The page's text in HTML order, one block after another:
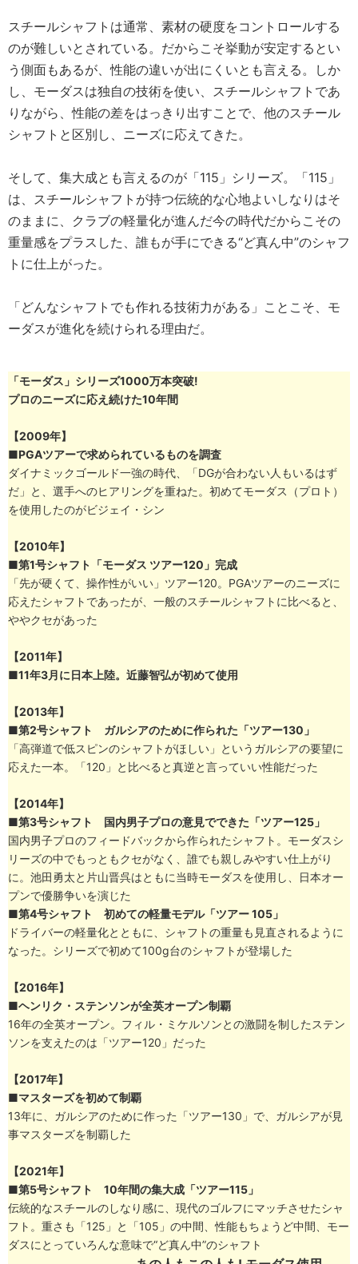
スチールシャフトは通常、素材の硬度をコントロールする
のが難しいとされている。だからこそ挙動が安定するとい
う側面もあるが、性能の違いが出にくいとも言える。しか
し、モーダスは独自の技術を使い、スチールシャフトであ
りながら、性能の差をはっきり出すことで、他のスチール
シャフトと区別し、ニーズに応えてきた。
そして、集大成とも言えるのが「115」シリーズ。「115」
は、スチールシャフトが持つ伝統的な心地よいしなりはそ
のままに、クラブの軽量化が進んだ今の時代だからこその
重量感をプラスした、誰もが手にできる“ど真ん中”のシャフ
トに仕上がった。
「どんなシャフトでも作れる技術力がある」ことこそ、モ
ーダスが進化を続けられる理由だ。
「モーダス」シリーズ1000万本突破!
プロのニーズに応え続けた10年間
【2009年】
■PGAツアーで求められているものを調査
ダイナミックゴールド一強の時代、「DGが合わない人もいるはず
だ」と、選手へのヒアリングを重ねた。初めてモーダス（プロト）
を使用したのがビジェイ・シン
【2010年】
■第1号シャフト「モーダス ツアー120」完成
「先が硬くて、操作性がいい」ツアー120。PGAツアーのニーズに
応えたシャフトであったが、一般のスチールシャフトに比べると、
ややクセがあった
【2011年】
■11年3月に日本上陸。近藤智弘が初めて使用
【2013年】
■第2号シャフト ガルシアのために作られた「ツアー130」
「高弾道で低スピンのシャフトがほしい」というガルシアの要望に
応えた一本。「120」と比べると真逆と言っていい性能だった
【2014年】
■第3号シャフト 国内男子プロの意見でできた「ツアー125」
国内男子プロのフィードバックから作られたシャフト。モーダスシ
リーズの中でもっともクセがなく、誰でも親しみやすい仕上がり
に。池田勇太と片山晋呉はともに当時モーダスを使用し、日本オー
プンで優勝争いを演じた
■第4号シャフト 初めての軽量モデル「ツアー 105」
ドライバーの軽量化とともに、シャフトの重量も見直されるように
なった。シリーズで初めて100g台のシャフトが登場した
【2016年】
■ヘンリク・ステンソンが全英オープン制覇
16年の全英オープン。フィル・ミケルソンとの激闘を制したステン
ソンを支えたのは「ツアー120」だった
【2017年】
■マスターズを初めて制覇
13年に、ガルシアのために作った「ツアー130」で、ガルシアが見
事マスターズを制覇した
【2021年】
■第5号シャフト 10年間の集大成「ツアー115」
伝統的なスチールのしなり感に、現代のゴルフにマッチさせたシャ
フト。重さも「125」と「105」の中間、性能もちょうど中間、モー
ダスにとっていろんな意味で“ど真ん中”のシャフト